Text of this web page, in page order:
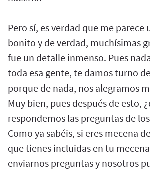
Pero sí, es verdad que me parece
bonito y de verdad, muchísimas
fue un detalle inmenso. Pues
toda esa gente, te damos turno
porque de nada, nos alegramos
Muy bien, pues después de esto,
respondemos las preguntas de
Como ya sabéis, si eres mecena
que tienes incluidas en tu
enviarnos preguntas y nosotros